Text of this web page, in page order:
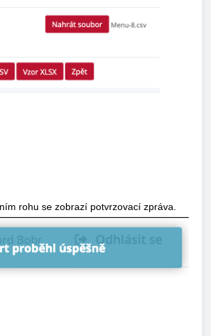
rohu se zobrazí potvrzovací zpráva.